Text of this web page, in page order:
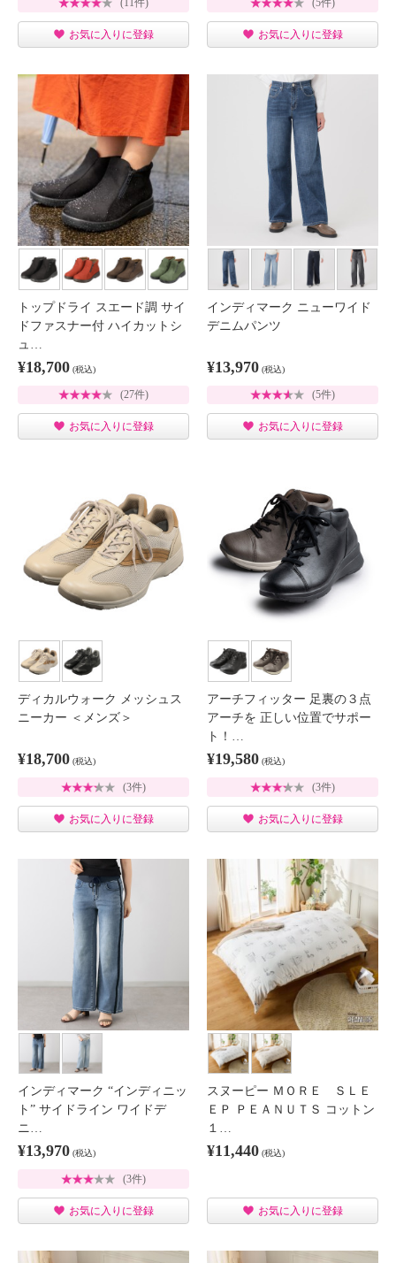
(11件)
お気に入りに登録
(5件)
お気に入りに登録
トップドライ スエード調 サイ
ドファスナー付 ハイカットシ
ュ…
¥18,700 (税込)
(27件)
お気に入りに登録
インディマーク ニューワイド
デニムパンツ
¥13,970 (税込)
(5件)
お気に入りに登録
ディカルウォーク メッシュス
ニーカー ＜メンズ＞
¥18,700 (税込)
(3件)
お気に入りに登録
アーチフィッター 足裏の３点
アーチを 正しい位置でサポー
ト！…
¥19,580 (税込)
(3件)
お気に入りに登録
インディマーク “インディニッ
ト” サイドライン ワイドデ
ニ…
¥13,970 (税込)
(3件)
お気に入りに登録
スヌーピー ＭＯＲＥ ＳＬＥ
ＥＰ ＰＥＡＮＵＴＳ コットン
１…
¥11,440 (税込)
お気に入りに登録